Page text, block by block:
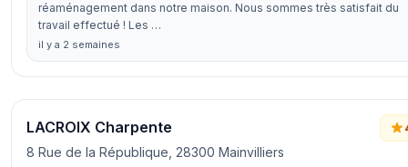
réaménagement dans notre maison. Nous sommes très satisfait du
travail effectué ! Les …
il y a 2 semaines
LACROIX Charpente
8 Rue de la République, 28300 Mainvilliers